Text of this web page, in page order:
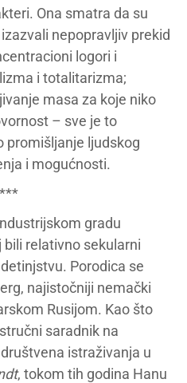
Ona smatra da su
nepopravljiv prekid
logori i
i totalitarizma;
masa za koje niko
– sve je to
promišljanje ljudskog
i mogućnosti.
***
gradu
bili relativno sekularni
Porodica se
najistočniji nemački
Rusijom. Kao što
saradnik na
istraživanja u
, tokom tih godina Hanu